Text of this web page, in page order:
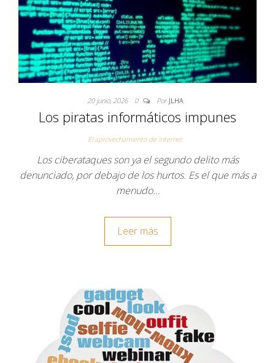
20 junio, 2026 0 Por JLHA
Los piratas informáticos impunes
El aprovechamiento de Internet
Los ciberataques son ya el segundo delito más
denunciado, por debajo de los hurtos. Es el que más a
menudo…
Leer más